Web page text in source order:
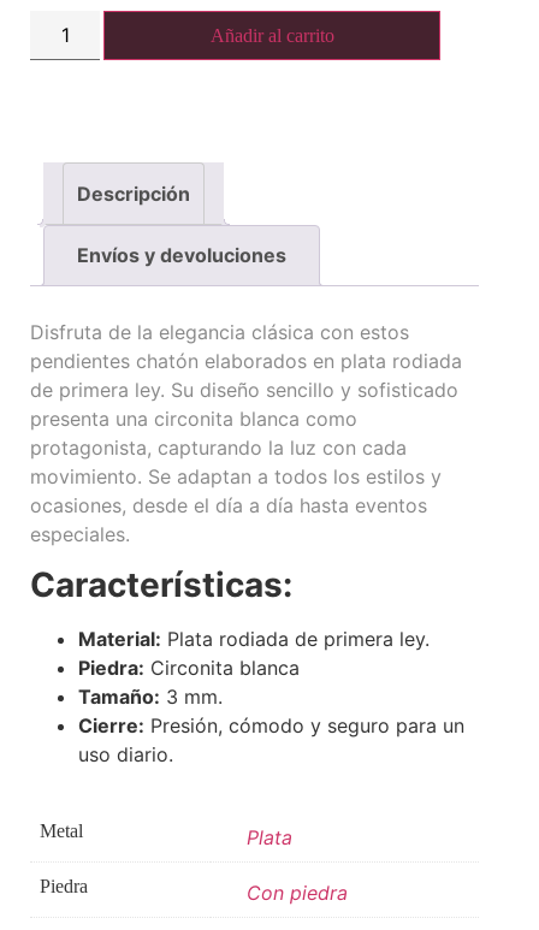
Añadir al carrito
Descripción
Envíos y devoluciones
Disfruta de la elegancia clásica con estos
pendientes chatón elaborados en plata rodiada
de primera ley. Su diseño sencillo y sofisticado
presenta una circonita blanca como
protagonista, capturando la luz con cada
movimiento. Se adaptan a todos los estilos y
ocasiones, desde el día a día hasta eventos
especiales.
Características:
Material: Plata rodiada de primera ley.
Piedra: Circonita blanca
Tamaño: 3 mm.
Cierre: Presión, cómodo y seguro para un
uso diario.
Metal Plata
Piedra Con piedra